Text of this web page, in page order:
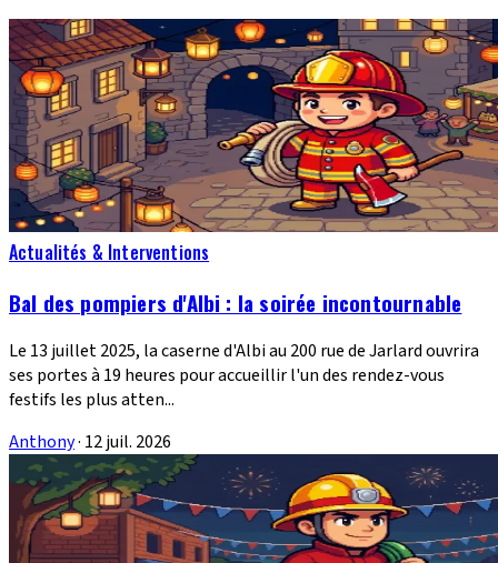
Actualités & Interventions
Bal des pompiers d'Albi : la soirée incontournable
Le 13 juillet 2025, la caserne d'Albi au 200 rue de Jarlard ouvrira
ses portes à 19 heures pour accueillir l'un des rendez-vous
festifs les plus atten...
Anthony· 12 juil. 2026